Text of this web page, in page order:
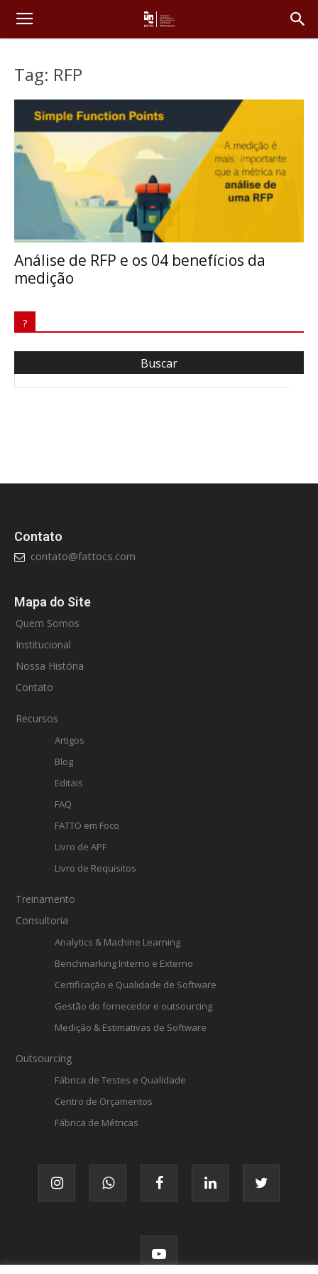
Tag: RFP
Análise de RFP e os 04 benefícios da
medição
?
Contato
contato@fattocs.com
Mapa do Site
Quem Somos
Institucional
Nossa História
Contato
Recursos
Artigos
Blog
Editais
FAQ
FATTO em Foco
Livro de APF
Livro de Requisitos
Treinamento
Consultoria
Analytics & Machine Learning
Benchmarking Interno e Externo
Certificação e Qualidade de Software
Gestão do fornecedor e outsourcing
Medição & Estimativas de Software
Outsourcing
Fábrica de Testes e Qualidade
Centro de Orçamentos
Fábrica de Métricas